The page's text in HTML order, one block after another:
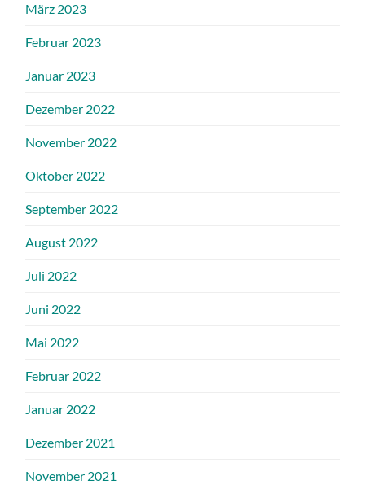
März 2023
Februar 2023
Januar 2023
Dezember 2022
November 2022
Oktober 2022
September 2022
August 2022
Juli 2022
Juni 2022
Mai 2022
Februar 2022
Januar 2022
Dezember 2021
November 2021